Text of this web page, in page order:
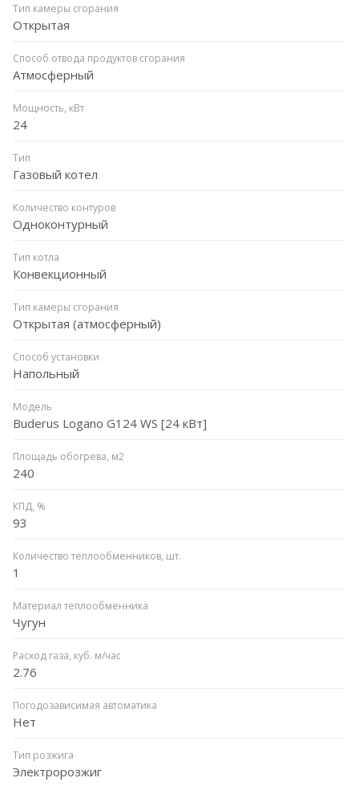
Тип камеры сгорания
Открытая
Способ отвода продуктов сгорания
Атмосферный
Мощность, кВт
24
Тип
Газовый котел
Количество контуров
Одноконтурный
Тип котла
Конвекционный
Тип камеры сгорания
Открытая (атмосферный)
Способ установки
Напольный
Модель
Buderus Logano G124 WS [24 кВт]
Площадь обогрева, м2
240
КПД, %
93
Количество теплообменников, шт.
1
Материал теплообменника
Чугун
Расход газа, куб. м/час
2.76
Погодозависимая автоматика
Нет
Тип розжига
Электророзжиг